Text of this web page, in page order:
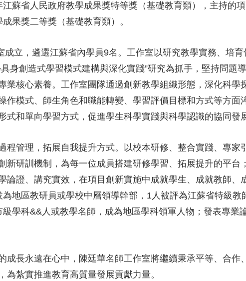
蘇省人民政府教學成果獎特等獎（基礎教育類），主持的
果獎二等獎（基礎教育類）。
成立，遴選江蘇省內學員9名。工作室以研究教學實務、培
身創造式學習模式建構與深化實踐”研究為抓手，堅持問題
業核心素養。工作室團隊通過創新教學組織形態，深化科學
作模式、師生角色和職能轉變、學習評價目標和方式等方面
式和單向學習方式，促進學生科學實踐與科學認識的協同發
程管理，拓展自我提升方式。以校本研修、整合實踐、專家
新研訓機制，為每一位成員搭建研修學習、拓展提升的平台
論證、講究實效，在項目創新實施中成就學生、成就教師、
地區教研員或學校中層領導幹部，1人被評為江蘇省特級
學科&&人或教學名師，成為地區學科領軍人物；發表專業
成長永遠在心中，陳廷華名師工作室將繼續秉承平等、合作
紮實推進教育高質量發展貢獻力量。